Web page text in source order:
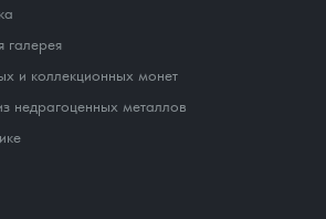
галерея
и коллекционных монет
недрагоценных металлов